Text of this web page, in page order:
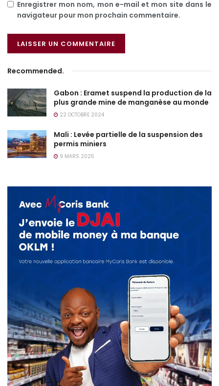
Enregistrer mon nom, mon e-mail et mon site dans le
navigateur pour mon prochain commentaire.
Recommended.
Gabon : Eramet suspend la production de la
plus grande mine de manganèse au monde
22 OCTOBRE 2024
Mali : Levée partielle de la suspension des
permis miniers
9 MARS 2025